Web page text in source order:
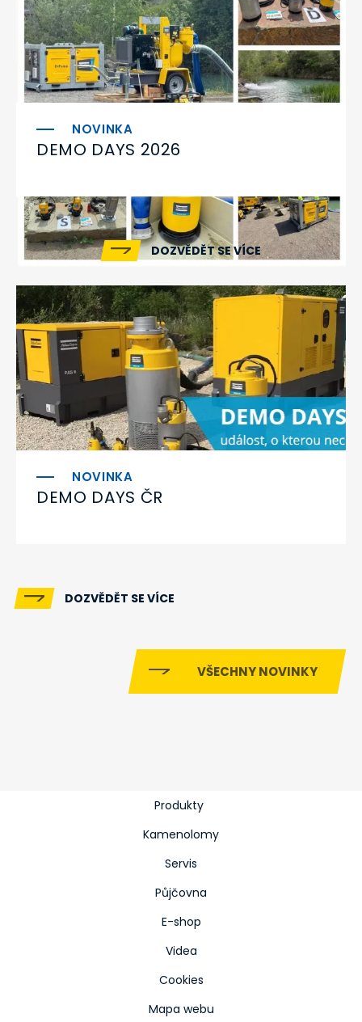
DEMO DAYS 2026
DOZVĚDĚT SE VÍCE
DEMO DAYS ČR
DOZVĚDĚT SE VÍCE
VŠECHNY NOVINKY
Produkty
Kamenolomy
Servis
Půjčovna
E-shop
Videa
Cookies
Mapa webu